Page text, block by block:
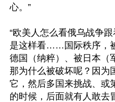
心。”
“欧美人怎么看俄乌战争
是这样看……国际秩序，
德国（纳粹）、被日本（
那为什么被破坏呢？因为
它，然后多国来挑战、或
的时候，后面就有人敢去